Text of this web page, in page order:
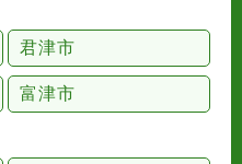
君津市
富津市